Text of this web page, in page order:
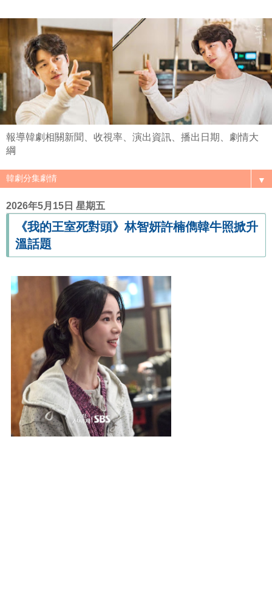
報導韓劇相關新聞、收視率、演出資訊、播出日期、劇情大
綱
▼
2026年5月15日 星期五
《我的王室死對頭》林智妍許楠儁韓牛照掀升
溫話題